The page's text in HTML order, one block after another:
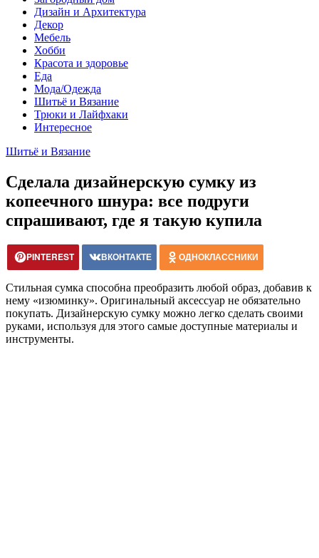
Дизайн и Архитектура
Декор
Мебель
Хобби
Красота и здоровье
Еда
Мода/Одежда
Шитьё и Вязание
Трюки и Лайфхаки
Интересное
Шитьё и Вязание
Сделала дизайнерскую сумку из
копеечного шнура: все подруги
спрашивают, где я такую купила
PINTEREST ВКОНТАКТЕ ОДНОКЛАССНИКИ
Стильная сумка способна преобразить любой образ, добавив к
нему «изюминку». Оригинальный аксессуар не обязательно
покупать. Дизайнерскую сумку можно легко сделать своими
руками, используя для этого самые доступные материалы и
инструменты.